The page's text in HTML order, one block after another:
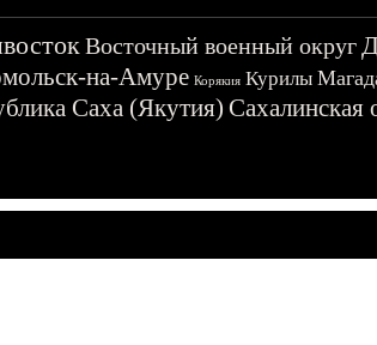
Восточный военный округ
на-Амуре Корякия Курилы
Саха (Якутия) Сахалинская